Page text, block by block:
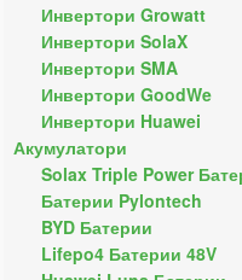
Инвертори Growatt
Инвертори SolaX
Инвертори SMA
Инвертори GoodWe
Инвертори Huawei
Акумулатори
Solax Triple Power
Батерии Pylontech
BYD Батерии
Lifepo4 Батерии 48V